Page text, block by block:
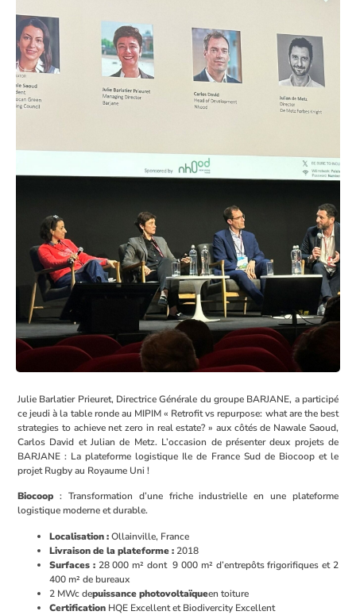
Julie Barlatier Prieuret, Directrice Générale du groupe BARJANE, a participé
ce jeudi à la table ronde au MIPIM « Retrofit vs repurpose: what are the best
strategies to achieve net zero in real estate? » aux côtés de Nawale Saoud,
Carlos David et Julian de Metz. L’occasion de présenter deux projets de
BARJANE : La plateforme logistique Ile de France Sud de Biocoop et le
projet Rugby au Royaume Uni !
Biocoop : Transformation d’une friche industrielle en une plateforme
logistique moderne et durable.
Localisation :Ollainville, France
Livraison de la plateforme : 2018
Surfaces :28 000 m² dont 9 000 m² d’entrepôts frigorifiques et 2
400 m² de bureaux
2 MWc depuissance photovoltaïqueen toiture
Certification HQE Excellent et Biodivercity Excellent